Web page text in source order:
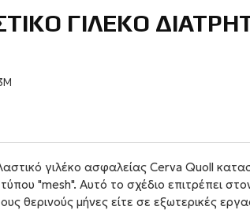
ΓΙΛΕΚΟ
γιλέκο ασφαλείας Cerva Quoll
"mesh". Αυτό το σχέδιο επιτρέπει
θερινούς μήνες είτε σε εξωτερικές